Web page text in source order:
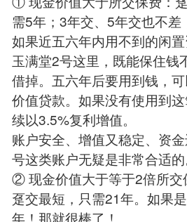
需5年；3年交、5年交也不差
如果近五六年内用不到的闲
玉满堂2号这里，既能保住钱
借掉。五六年后要用到钱，
价值贷款。如果没有使用到
续以3.5%复利增值。
账户安全、增值又稳定、资
号这类账户无疑是非常合适的
② 现金价值大于等于2倍所交
趸交最短，只需21年。如果
年！那就很棒了！